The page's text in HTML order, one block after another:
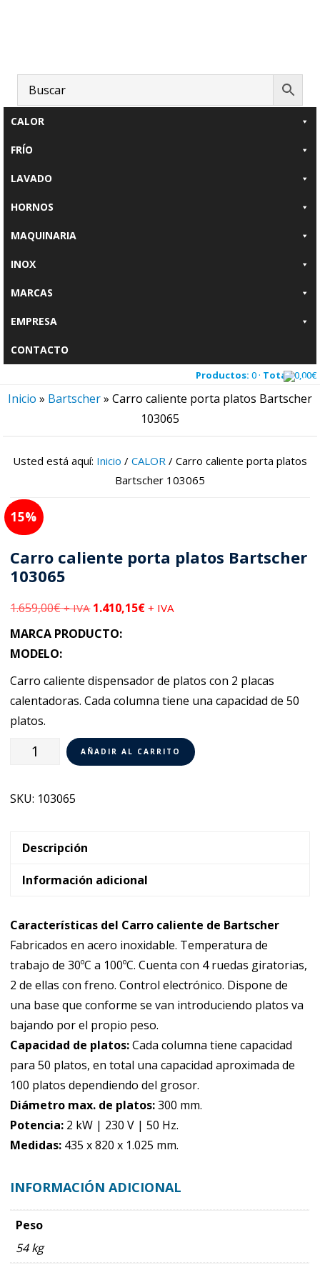
página
CALOR
FRÍO
LAVADO
HORNOS
MAQUINARIA
INOX
MARCAS
EMPRESA
CONTACTO
Productos: 0 · Total:0,00€
Inicio » Bartscher» Carro caliente porta platos Bartscher
103065
Usted está aquí: Inicio / CALOR / Carro caliente porta platos
Bartscher 103065
15
Carro caliente porta platos Bartscher
103065
1.659,00€ + IVA 1.410,15€ + IVA
MARCA PRODUCTO:
MODELO:
Carro caliente dispensador de platos con 2 placas
calentadoras. Cada columna tiene una capacidad de 50
platos.
Carro
platos
103065
AÑADIR AL CARRITO
SKU: 103065
Descripción
Información adicional
Características del Carro caliente de Bartscher
Fabricados en acero inoxidable. Temperatura de
trabajo de 30ºC a 100ºC. Cuenta con 4 ruedas giratorias,
2 de ellas con freno. Control electrónico. Dispone de
una base que conforme se van introduciendo platos va
bajando por el propio peso.
Capacidad de platos:Cada columna tiene capacidad
para 50 platos, en total una capacidad aproximada de
100 platos dependiendo del grosor.
Diámetro max. de platos:300 mm.
Potencia: 2 kW | 230 V | 50 Hz.
Medidas: 435 x 820 x 1.025 mm.
INFORMACIÓN ADICIONAL
Peso
54 kg